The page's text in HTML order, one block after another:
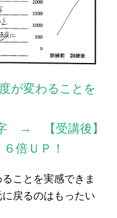
が変わることを
字 → 【受講後】
倍ＵＰ！
ことを実感できま
戻るのはもったい